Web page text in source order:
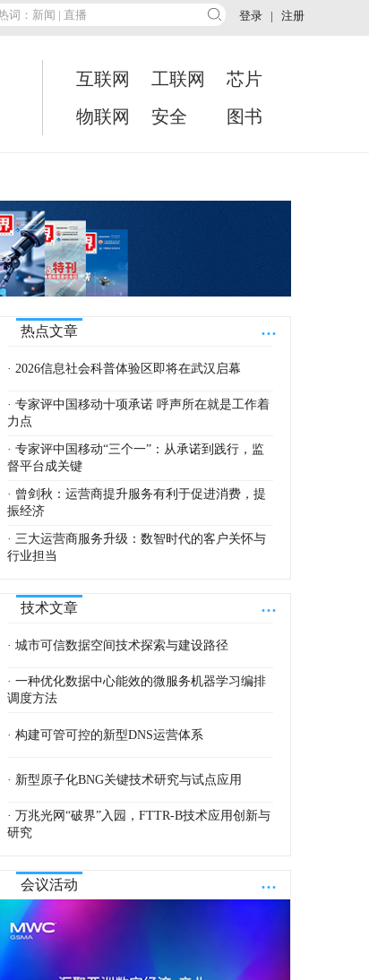
登录 | 注册
互联网 工联网
芯片
物联网
安全 图书
...
热点文章
· 2026信息社会科普体验区即将在武汉启幕
· 专家评中国移动十项承诺 呼声所在就是工作着
力点
· 专家评中国移动“三个一”：从承诺到践行，监
督平台成关键
· 曾剑秋：运营商提升服务有利于促进消费，提
振经济
· 三大运营商服务升级：数智时代的客户关怀与
行业担当
...
技术文章
· 城市可信数据空间技术探索与建设路径
· 一种优化数据中心能效的微服务机器学习编排
调度方法
· 构建可管可控的新型DNS运营体系
· 新型原子化BNG关键技术研究与试点应用
· 万兆光网“破界”入园，FTTR-B技术应用创新与
研究
...
会议活动